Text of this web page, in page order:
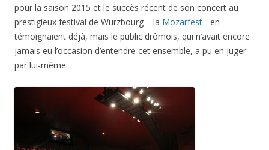
pour la saison 2015 et le succès récent de son concert au
prestigieux festival de Würzbourg – la Mozarfest - en
témoignaient déjà, mais le public drômois, qui n’avait encore
jamais eu l’occasion d’entendre cet ensemble, a pu en juger
par lui-même.